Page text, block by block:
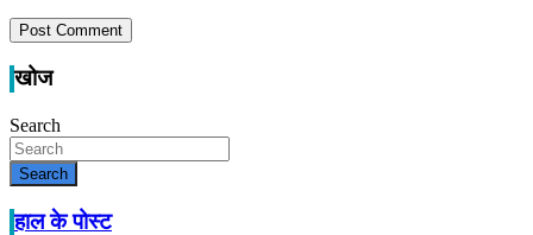
खोज
Search
Search
हाल के पोस्ट